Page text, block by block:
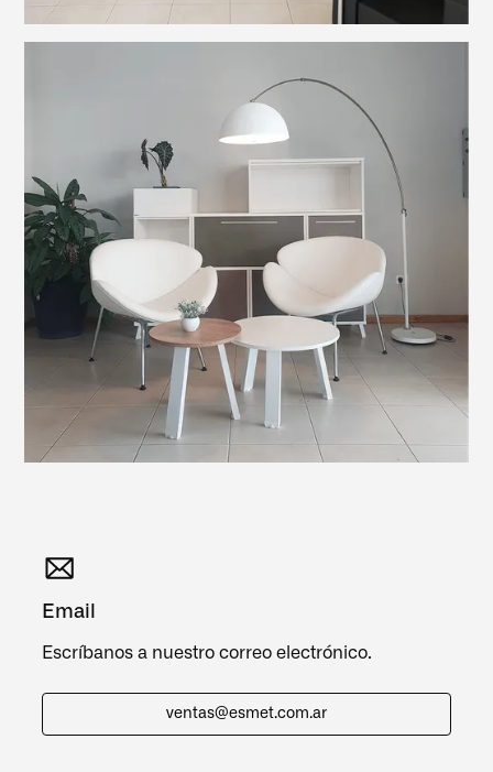
Email
Escríbanos a nuestro correo electrónico.
ventas@esmet.com.ar